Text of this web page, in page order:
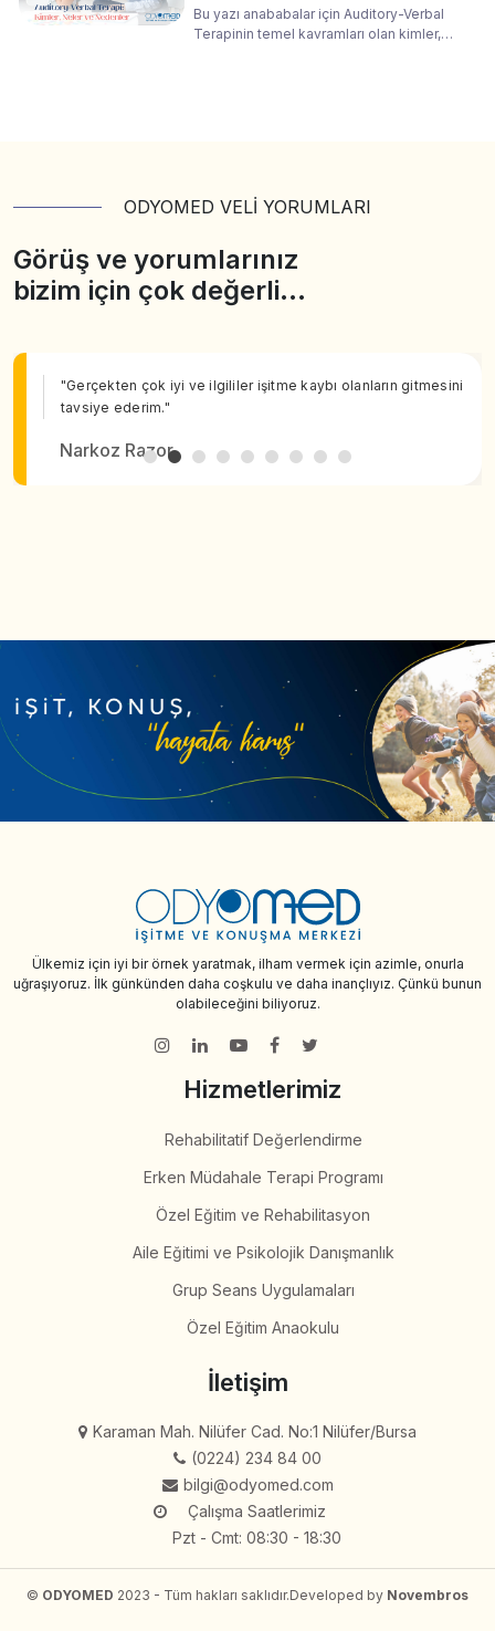
Bu yazı anababalar için Auditory-Verbal
Terapinin temel kavramları olan kimler,
ODYOMED VELİ YORUMLARI
Görüş ve yorumlarınız
bizim için çok değerli…
"Gerçekten çok iyi ve ilgililer işitme kaybı olanların gitmesini
tavsiye ederim."
Narkoz Razor
Ülkemiz için iyi bir örnek yaratmak, ilham vermek için azimle, onurla
uğraşıyoruz. İlk günkünden daha coşkulu ve daha inançlıyız. Çünkü bunun
olabileceğini biliyoruz.
Hizmetlerimiz
Rehabilitatif Değerlendirme
Erken Müdahale Terapi Programı
Özel Eğitim ve Rehabilitasyon
Aile Eğitimi ve Psikolojik Danışmanlık
Grup Seans Uygulamaları
Özel Eğitim Anaokulu
İletişim
Karaman Mah. Nilüfer Cad. No:1 Nilüfer/Bursa
(0224) 234 84 00
bilgi@odyomed.com
Çalışma Saatlerimiz
Pzt - Cmt: 08:30 - 18:30
© ODYOMED 2023 - Tüm hakları saklıdır.Developed by Novembros